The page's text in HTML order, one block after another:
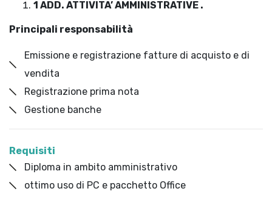
1 ADD. ATTIVITA’ AMMINISTRATIVE .
Principali responsabilità
Emissione e registrazione fatture di acquisto e di
vendita
Registrazione prima nota
Gestione banche
Requisiti
Diploma in ambito amministrativo
ottimo uso di PC e pacchetto Office